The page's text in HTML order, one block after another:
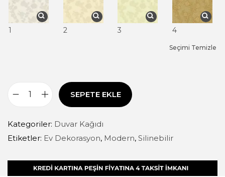
1 2 3 4
Seçimi Temizle
SEPETE EKLE
Kategoriler: Duvar Kağıdı
Etiketler: Ev Dekorasyon, Modern, Silinebilir